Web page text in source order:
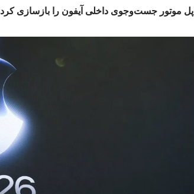
اپل موتور جست‌وجوی داخلی آیفون را بازسازی کرد